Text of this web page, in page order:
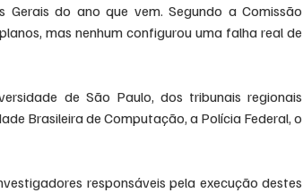
Gerais do ano que vem. Segundo a Comissão
mas nenhum configurou uma falha real de
de São Paulo, dos tribunais regionais
Brasileira de Computação, a Polícia Federal, o
responsáveis pela execução destes